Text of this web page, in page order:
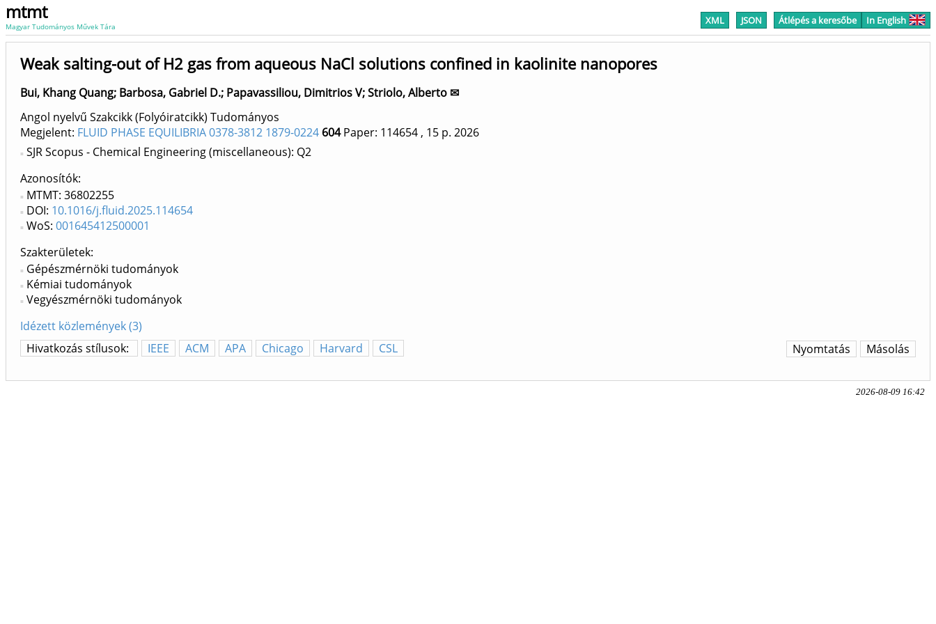
mtmt
Magyar Tudományos Művek Tára XML JSON Átlépés a keresőbe In English
Weak salting-out of H2 gas from aqueous NaCl solutions confined in kaolinite nanopores
Bui, Khang Quang; Barbosa, Gabriel D.; Papavassiliou, Dimitrios V;Striolo, Alberto ✉
Angol nyelvű Szakcikk (Folyóiratcikk) Tudományos
Megjelent: FLUID PHASE EQUILIBRIA 0378-3812 1879-0224 604Paper: 114654 , 15 p. 2026
SJR Scopus - Chemical Engineering (miscellaneous): Q2
Azonosítók
MTMT: 36802255
DOI: 10.1016/j.fluid.2025.114654
WoS: 001645412500001
Szakterületek:
Gépészmérnöki tudományok
Kémiai tudományok
Vegyészmérnöki tudományok
Idézett közlemények (3)
Hivatkozás stílusok:
IEEE ACM APA Chicago Harvard CSL Másolás
Nyomtatás
2026-08-09 16:42